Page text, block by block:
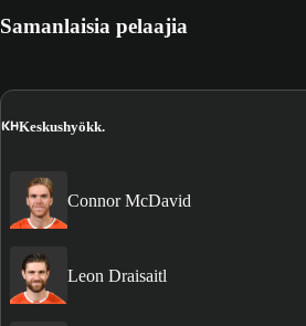
Samanlaisia pelaajia
KHKeskushyökk.
Connor McDavid
Leon Draisaitl